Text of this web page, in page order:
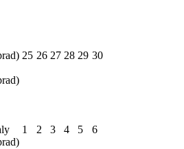
25 26 27 28 29 30
1 2 3 4 5 6